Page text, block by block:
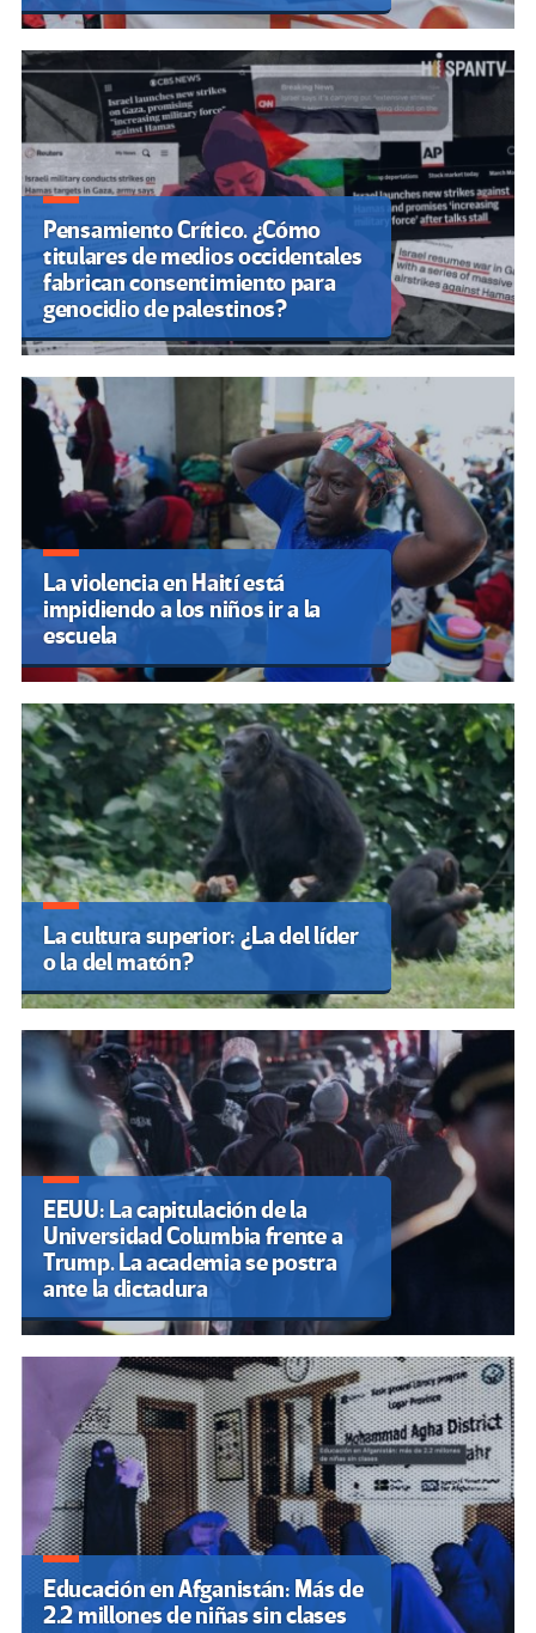
Pensamiento Crítico. ¿Cómo
titulares de medios occidentales
fabrican consentimiento para
genocidio de palestinos?
La violencia en Haití está
impidiendo a los niños ir a la
escuela
La cultura superior: ¿La del líder
o la del matón?
EEUU: La capitulación de la
Universidad Columbia frente a
Trump. La academia se postra
ante la dictadura
Educación en Afganistán: Más de
2.2 millones de niñas sin clases